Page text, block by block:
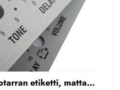
Kiiltävä muovikalvotarran etiketti, mattapintainen etupaneelin tarran etiketti, korostettu polycarbonaattipäällys